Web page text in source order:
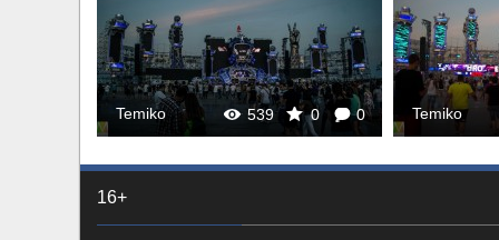
539 0 0
Temiko Temiko
16+